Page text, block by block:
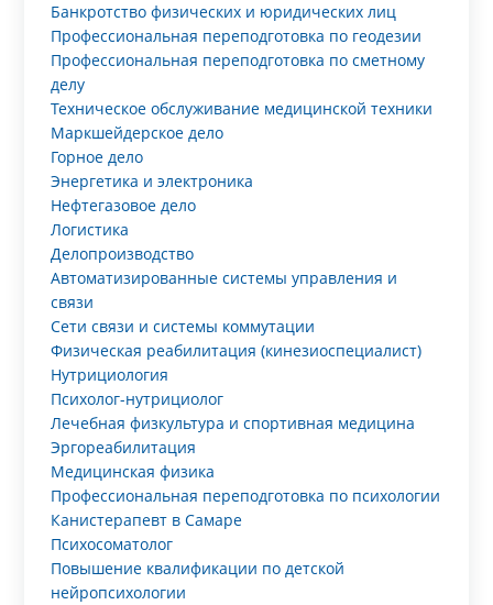
Банкротство физических и юридических лиц
Профессиональная переподготовка по геодезии
Профессиональная переподготовка по сметному
делу
Техническое обслуживание медицинской техники
Маркшейдерское дело
Горное дело
Энергетика и электроника
Нефтегазовое дело
Логистика
Делопроизводство
Автоматизированные системы управления и
связи
Сети связи и системы коммутации
Физическая реабилитация (кинезиоспециалист)
Нутрициология
Психолог-нутрициолог
Лечебная физкультура и спортивная медицина
Эргореабилитация
Медицинская физика
Профессиональная переподготовка по психологии
Канистерапевт в Самаре
Психосоматолог
Повышение квалификации по детской
нейропсихологии